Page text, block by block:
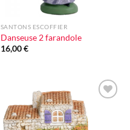
SANTONS ESCOFFIER
Danseuse 2 farandole
16,00€